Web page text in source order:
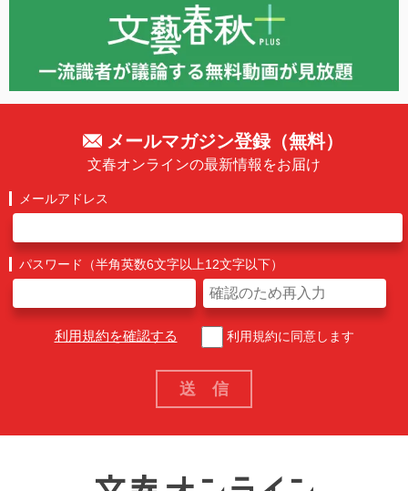
メールマガジン登録（無料）
文春オンラインの最新情報をお届け
メールアドレス
パスワード（半角英数6文字以上12文字以下）
利用規約を確認する 利用規約に同意します